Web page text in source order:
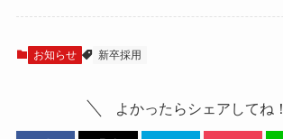
お知らせ 新卒採用
よかったらシェアしてね！